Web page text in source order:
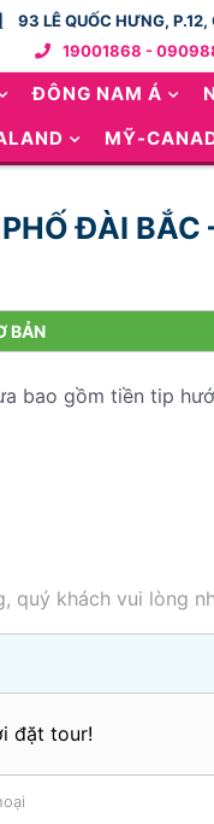
93 LÊ QUỐC HƯNG,
19001868 -
ĐÔNG NAM Á
MỸ-
ĐÀI BẮC
BẢN
bao gồm tiền tip
quý khách vui lòng
đặt tour!